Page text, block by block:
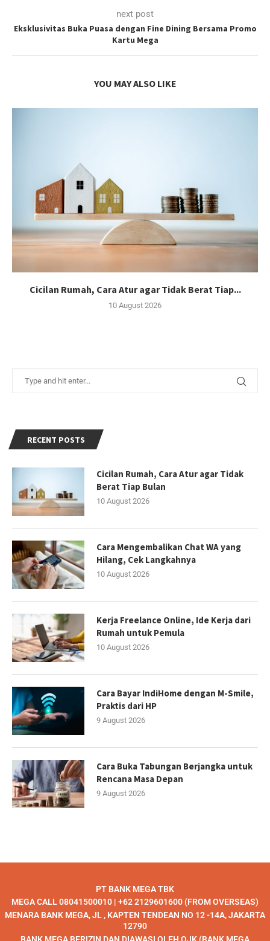
next post
Eksklusivitas Buka Puasa dengan Fine Dining Bersama Promo
Kartu Mega
YOU MAY ALSO LIKE
Cicilan Rumah, Cara Atur agar Tidak Berat Tiap...
10 August 2026
RECENT POSTS
Cicilan Rumah, Cara Atur agar Tidak
Berat Tiap Bulan
10 August 2026
Cara Mengembalikan Chat WA yang
Hilang, Cek Langkahnya
10 August 2026
Kerja Freelance Online, Ide Kerja dari
Rumah untuk Pemula
10 August 2026
Cara Bayar IndiHome dengan M-Smile,
Praktis dari HP
9 August 2026
Cara Buka Tabungan Berjangka untuk
Rencana Masa Depan
9 August 2026
PT BANK MEGA TBK
MEGA CALL 08041500010 | +62 2129601600 (FROM OVERSEAS)
MENARA BANK MEGA, JL , KAPTEN TENDEAN NO 12 -14A, JAKARTA
12790